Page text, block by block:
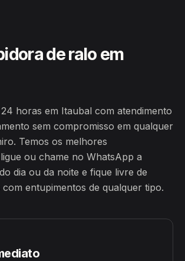
de ralo em
horas em Itaubal com atendimento
sem compromisso em qualquer
Temos os melhores
ou chame no WhatsApp a
dia ou da noite e fique livre de
entupimentos de qualquer tipo.